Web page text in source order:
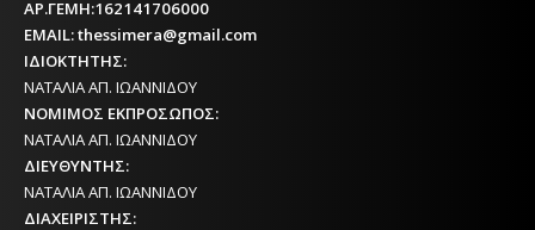
ΑΡ.ΓΕΜΗ:162141706000
EMAIL: thessimera@gmail.com
ΙΔΙΟΚΤΗΤΗΣ:
ΝΑΤΑΛΙΑ ΑΠ. ΙΩΑΝΝΙΔΟΥ
ΝΟΜΙΜΟΣ ΕΚΠΡΟΣΩΠΟΣ:
ΝΑΤΑΛΙΑ ΑΠ. ΙΩΑΝΝΙΔΟΥ
ΔΙΕΥΘΥΝΤΗΣ:
ΝΑΤΑΛΙΑ ΑΠ. ΙΩΑΝΝΙΔΟΥ
ΔΙΑΧΕΙΡΙΣΤΗΣ: